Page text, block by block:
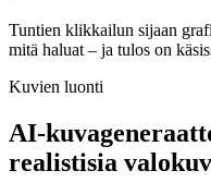
Tuntien klikkailun sijaan
mitä haluat – ja tulos on
Kuvien luonti
AI-
realistisia